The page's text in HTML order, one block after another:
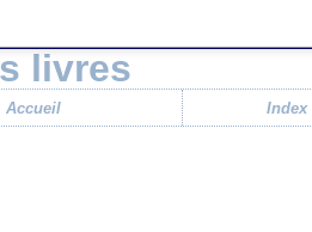
Accueil Index